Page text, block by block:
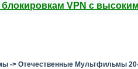
VPN с
-> Отечественные Мультфильмы 20-